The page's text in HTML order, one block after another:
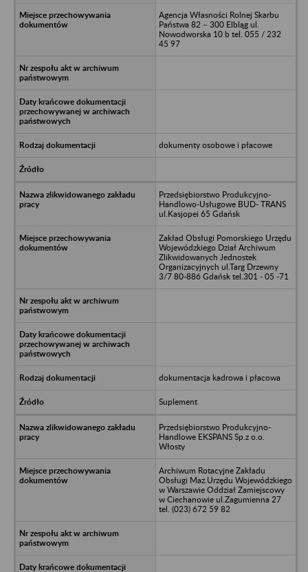
Agencja Własności Rolnej Skarbu
Państwa 82 – 300 Elbląg ul.
Nowodworska 10 b tel. 055 / 232
45 97
dokumenty osobowe i płacowe
Przedsiębiorstwo Produkcyjno-
Handlowo-Usługowe BUD- TRANS
ul.Kasjopei 65 Gdańsk
Zakład Obsługi Pomorskiego Urzędu
Wojewódzkiego Dział Archiwum
Zlikwidowanych Jednostek
Organizacyjnych ul.Targ Drzewny
3/7 80-886 Gdańsk tel.301 - 05 -71
dokumentacja kadrowa i płacowa
Suplement
Przedsiębiorstwo Produkcyjno-
Handlowe EKSPANS Sp.z o.o.
Włosty
Archiwum Rotacyjne Zakładu
Obsługi Maz.Urzędu Wojewódzkiego
w Warszawie Oddział Zamiejscowy
w Ciechanowie ul.Zagumienna 27
tel. (023) 672 59 82